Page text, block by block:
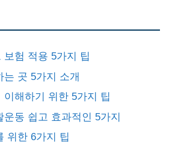
보험 적용 5가지 팁
곳 5가지 소개
이해하기 위한 5가지 팁
운동 쉽고 효과적인 5가지
위한 6가지 팁